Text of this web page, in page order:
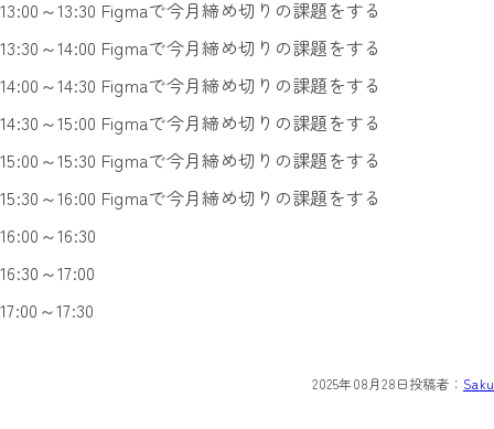
13:00～13:30 Figmaで今月締め切りの課題をする
13:30～14:00 Figmaで今月締め切りの課題をする
14:00～14:30 Figmaで今月締め切りの課題をする
14:30～15:00 Figmaで今月締め切りの課題をする
15:00～15:30 Figmaで今月締め切りの課題をする
15:30～16:00 Figmaで今月締め切りの課題をする
16:00～16:30
16:30～17:00
17:00～17:30
2025年08月28日投稿者： Saku